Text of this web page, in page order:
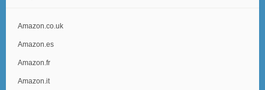
Amazon.co.uk
Amazon.es
Amazon.fr
Amazon.it